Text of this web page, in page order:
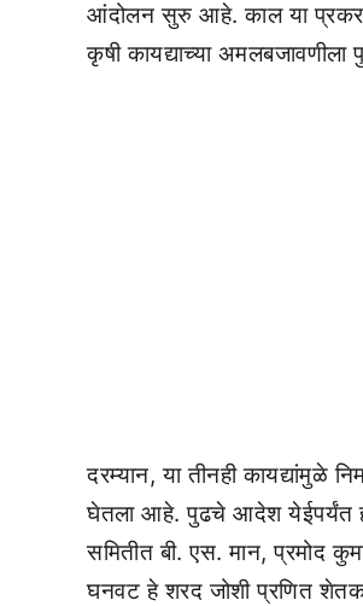
आंदोलन सुरु आहे. काल या प्रकरणात
कृषी कायद्याच्या
दरम्यान, या तीनही कायद्यांमुळे
घेतला आहे. पुढचे आदेश येईपर्यंत
समितीत बी. एस. मान, प्रमोद
घनवट हे शरद जोशी प्रणित